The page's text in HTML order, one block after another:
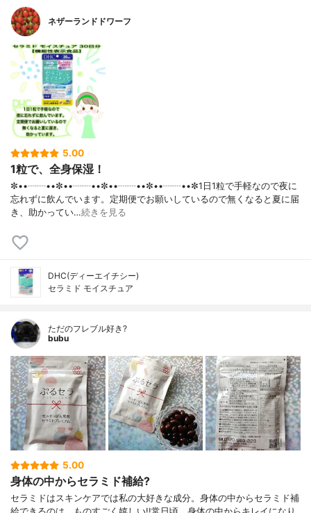
ネザーランドドワーフ
5.00
1粒で、全身保湿！
✼••┈┈••✼••┈┈••✼••┈┈••✼••┈┈••✼1日1粒で手軽なので夜に
忘れずに飲んでいます。定期便でお願いしているので無くなると夏に届
き、助かってい…続きを見る
DHC(ディーエイチシー)
セラミド モイスチュア
ただのフレブル好き?
bubu
5.00
身体の中からセラミド補給?
セラミドはスキンケアでは私の大好きな成分。身体の中からセラミド補